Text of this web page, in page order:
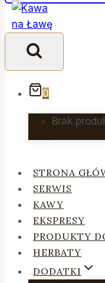
0
Brak
STRONA
SERWIS
KAWY
EKSPRESY
PRODUKTY
HERBATY
DODATKI